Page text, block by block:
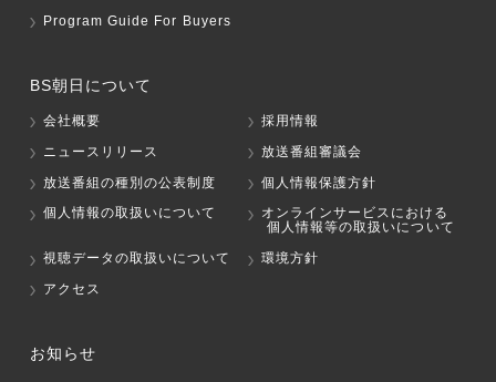
Program Guide For Buyers
BS朝日について
会社概要
採用情報
ニュースリリース
放送番組審議会
放送番組の種別の公表制度
個人情報保護方針
個人情報の取扱いについて
オンラインサービスにおける
個人情報等の取扱いについて
視聴データの取扱いについて
環境方針
アクセス
お知らせ